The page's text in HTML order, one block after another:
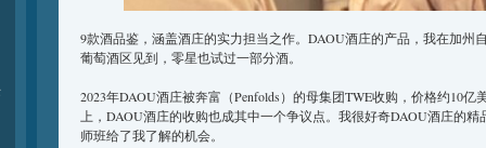
9款酒品鉴，涵盖酒庄的实力担当之作。DAOU酒庄的产品，我在加州
葡萄酒区见到，零星也试过一部分酒。
2023年DAOU酒庄被奔富（Penfolds）的母集团TWE收购，价格约10亿
上，DAOU酒庄的收购也成其中一个争议点。我很好奇DAOU酒庄的
师班给了我了解的机会。